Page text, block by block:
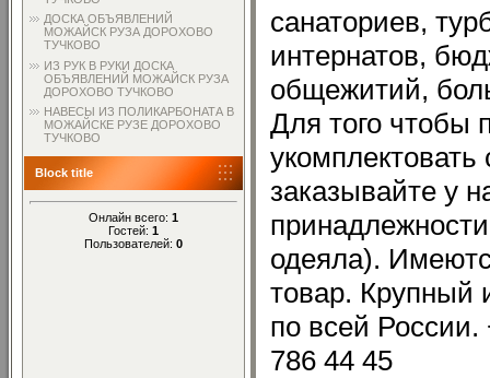
ДОСКА ОБЪЯВЛЕНИЙ
МОЖАЙСК РУЗА ДОРОХОВО
ТУЧКОВО
ИЗ РУК В РУКИ ДОСКА
ОБЪЯВЛЕНИЙ МОЖАЙСК РУЗА
ДОРОХОВО ТУЧКОВО
НАВЕСЫ ИЗ ПОЛИКАРБОНАТА В
МОЖАЙСКЕ РУЗЕ ДОРОХОВО
ТУЧКОВО
Block title
Онлайн всего: 1
Гостей: 1
Пользователей: 0
санаториев,
интернатов,
общежитий,
Для того чтобы
заказывайте у
одеяла).
товар. Крупный
по всей России.
786 44 45